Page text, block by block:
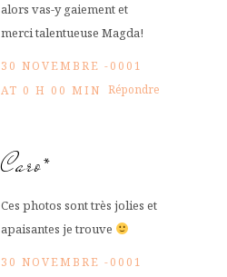
alors vas-y gaiement et
merci talentueuse Magda!
30 NOVEMBRE -0001
AT 0 H 00 MIN Répondre
Caro*
Ces photos sont très jolies et
apaisantes je trouve
30 NOVEMBRE -0001